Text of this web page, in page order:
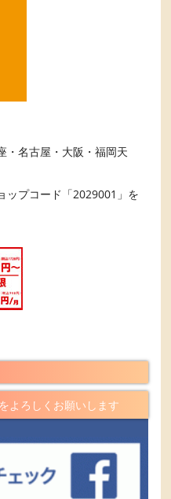
・名古屋・大阪・福岡天
ップコード「2029001」を
よろしくお願いします